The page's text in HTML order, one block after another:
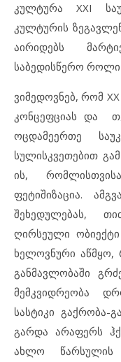
კულტურა XXI
კულტურის
აირიდებს
საბედისწერო როლი
ვიმედოვნებ, რომ
კონცეფციას და
ოცდამეერთე
სულისკვეთებით
ის,
ფეტიშიზაცია.
შეხედულებას,
ღირსეული
ხელოვნური
განმავლობაში
მემკვიდრეობა
სასტიკი გაქრობა-
გარდა არაფერს
ახლო წარსულის